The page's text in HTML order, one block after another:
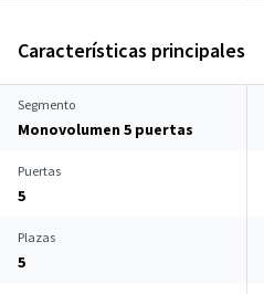
Características principales
Segmento
Monovolumen 5 puertas
Puertas
5
Plazas
5